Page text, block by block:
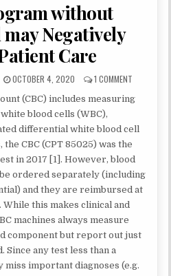
without
Negatively
Care
PUBLISHED
OCTOBER 4, 2020 1 COMMENT
HEMOGRAM
IMPACT
PATIENT
(CBC) includes measuring
blood cells (WBC),
differential white blood cell
CBC (CPT 85025) was the
in 2017 [1]. However, blood
ordered separately (including
and they are reimbursed at
While this makes clinical and
machines always measure
component but report out just
Since any test less than a
miss important diagnoses (e.g.